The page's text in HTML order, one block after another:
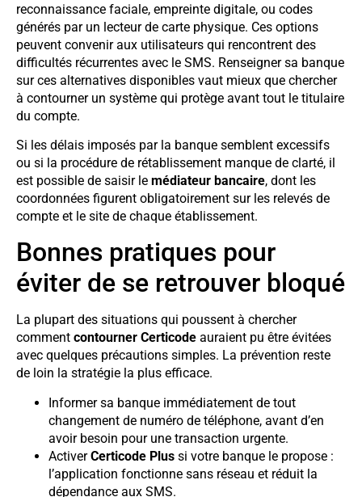
reconnaissance faciale, empreinte digitale, ou codes
générés par un lecteur de carte physique. Ces options
peuvent convenir aux utilisateurs qui rencontrent des
difficultés récurrentes avec le SMS. Renseigner sa banque
sur ces alternatives disponibles vaut mieux que chercher
à contourner un système qui protège avant tout le titulaire
du compte.
Si les délais imposés par la banque semblent excessifs
ou si la procédure de rétablissement manque de clarté, il
est possible de saisir le médiateur bancaire, dont les
coordonnées figurent obligatoirement sur les relevés de
compte et le site de chaque établissement.
Bonnes pratiques pour
éviter de se retrouver bloqué
La plupart des situations qui poussent à chercher
comment contourner Certicode auraient pu être évitées
avec quelques précautions simples. La prévention reste
de loin la stratégie la plus efficace.
Informer sa banque immédiatement de tout
changement de numéro de téléphone, avant d’en
avoir besoin pour une transaction urgente.
ActiverCerticode Plus si votre banque le propose :
l’application fonctionne sans réseau et réduit la
dépendance aux SMS.